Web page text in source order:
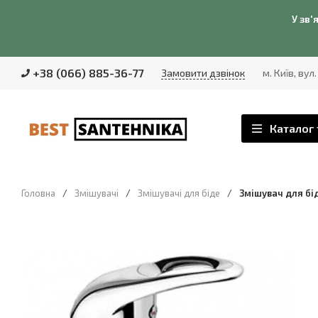
У
+38 (066) 885-36-77 Замовити дзвінок м. Київ,
Каталог
Головна / Змішувачі / Змішувачі для біде / Змішувач для